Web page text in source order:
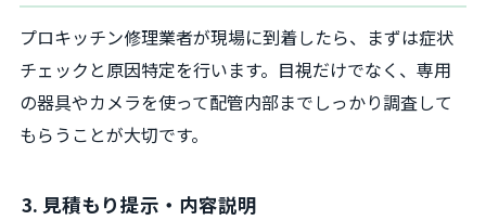
プロキッチン修理業者が現場に到着したら、まずは症状
チェックと原因特定を行います。目視だけでなく、専用
の器具やカメラを使って配管内部までしっかり調査して
もらうことが大切です。
3. 見積もり提示・内容説明